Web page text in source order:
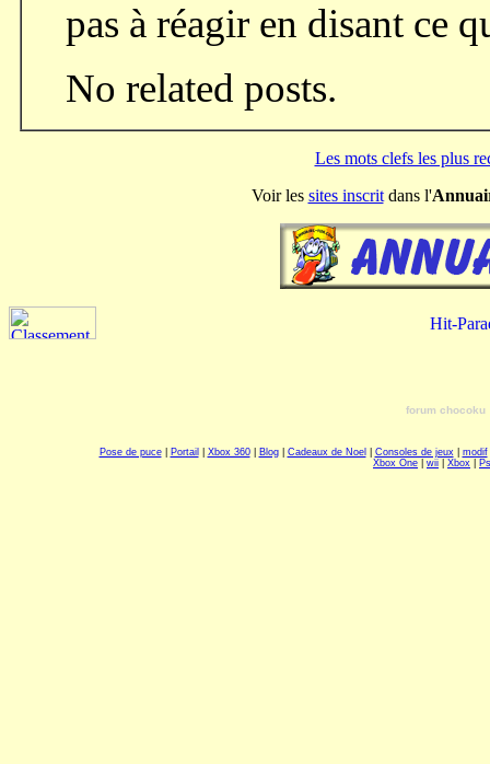
pas à réagir en disant ce
No related posts.
Les mots clefs les plus
Voir les sites inscritdans l'
forum chocoku
Pose de puce| Portail Xbox 360| Blog| Cadeaux de Noel Consoles de jeux modif
Xbox One
wii Xbox